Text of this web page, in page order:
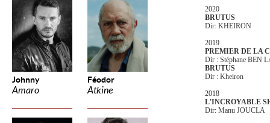
Johnny
Amaro
Féodor
Atkine
2020
BRUTUS
Dir: KHEIRON
2019
PREMIER DE LA
Dir : Stéphane BEN
BRUTUS
Dir : Kheiron
2018
L'INCROYABLE
Dir: Manu JOUCLA